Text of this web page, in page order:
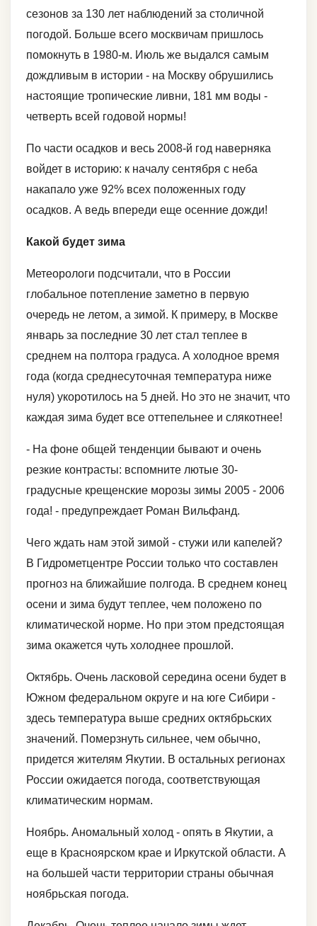
сезонов за 130 лет наблюдений за столичной
погодой. Больше всего москвичам пришлось
помокнуть в 1980-м. Июль же выдался самым
дождливым в истории - на Москву обрушились
настоящие тропические ливни, 181 мм воды -
четверть всей годовой нормы!
По части осадков и весь 2008-й год наверняка
войдет в историю: к началу сентября с неба
накапало уже 92% всех положенных году
осадков. А ведь впереди еще осенние дожди!
Какой будет зима
Метеорологи подсчитали, что в России
глобальное потепление заметно в первую
очередь не летом, а зимой. К примеру, в Москве
январь за последние 30 лет стал теплее в
среднем на полтора градуса. А холодное время
года (когда среднесуточная температура ниже
нуля) укоротилось на 5 дней. Но это не значит, что
каждая зима будет все оттепельнее и слякотнее!
- На фоне общей тенденции бывают и очень
резкие контрасты: вспомните лютые 30-
градусные крещенские морозы зимы 2005 - 2006
года! - предупреждает Роман Вильфанд.
Чего ждать нам этой зимой - стужи или капелей?
В Гидрометцентре России только что составлен
прогноз на ближайшие полгода. В среднем конец
осени и зима будут теплее, чем положено по
климатической норме. Но при этом предстоящая
зима окажется чуть холоднее прошлой.
Октябрь. Очень ласковой середина осени будет в
Южном федеральном округе и на юге Сибири -
здесь температура выше средних октябрьских
значений. Померзнуть сильнее, чем обычно,
придется жителям Якутии. В остальных регионах
России ожидается погода, соответствующая
климатическим нормам.
Ноябрь. Аномальный холод - опять в Якутии, а
еще в Красноярском крае и Иркутской области. А
на большей части территории страны обычная
ноябрьская погода.